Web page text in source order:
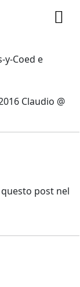
y-Coed e
Claudio @
post nel